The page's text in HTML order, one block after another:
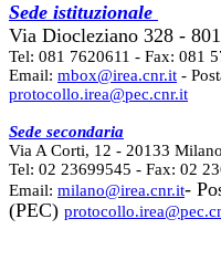
Sede istituzionale
Via Diocleziano 328 -
Tel: 081 7620611 - Fax: 081
Email: mbox@irea.cnr.it -
protocollo.irea@pec.cnr.it
Sede secondaria
Via A Corti, 12 - 20133 Milano
Tel: 02 23699545 - Fax: 02
Email: milano@irea.cnr.it-
(PEC)